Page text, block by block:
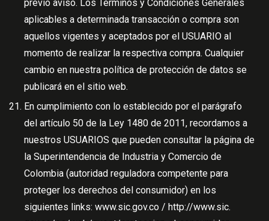
previo aviso. Los Términos y Condiciones Generales
aplicables a determinada transacción o compra son
aquellos vigentes y aceptados por el USUARIO al
momento de realizar la respectiva compra. Cualquier
cambio en nuestra política de protección de datos se
publicará en el sitio web.
En cumplimiento con lo establecido por el parágrafo
del artículo 50 de la Ley 1480 de 2011, recordamos a
nuestros USUARIOS que pueden consultar la página de
la Superintendencia de Industria y Comercio de
Colombia (autoridad reguladora competente para
proteger los derechos del consumidor) en los
siguientes links: www.sic.gov.co / http://www.sic.